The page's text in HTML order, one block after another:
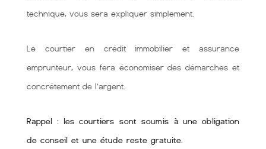
technique, vous sera expliquer simplement.
Le courtier en crédit immobilier et assurance
emprunteur, vous fera économiser des démarches et
concrétement de l’argent.
Rappel : les courtiers sont soumis à une obligation
de conseil et une étude reste gratuite.